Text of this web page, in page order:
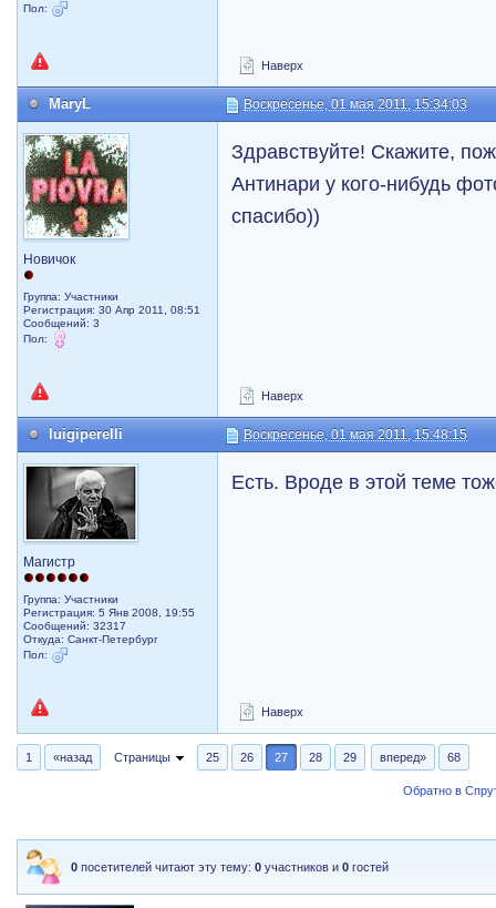
Пол:
Наверх
MaryL Воскресенье, 01 мая 2011, 15:34:03
Новичок
Группа: Участники
Регистрация: 30 Апр 2011, 08:51
Сообщений: 3
Пол:
Здравствуйте! Скажите,
Антинари у кого-нибудь
спасибо))
Наверх
luigiperelli Воскресенье, 01 мая 2011, 15:48:15
Магистр
Группа: Участники
Регистрация: 5 Янв 2008, 19:55
Сообщений: 32317
Откуда: Санкт-Петербург
Пол:
Есть. Вроде в этой теме
Наверх
1 «назад Страницы 25 26 27 28 29 вперед» 68
Обратно в
0 посетителей читают эту тему:0 участников и0 гостей